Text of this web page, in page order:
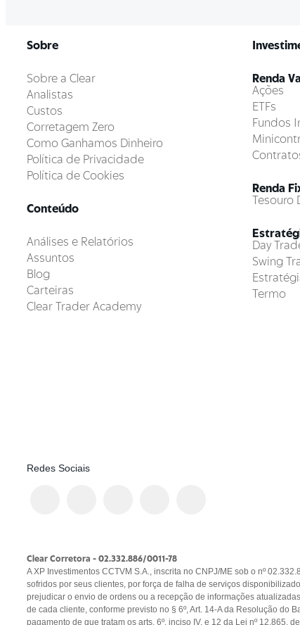
Sobre
Sobre a Clear
Analistas
Custos
Corretagem Zero
Como Ganhamos Dinheiro
Política de Privacidade
Política de Cookies
Conteúdo
Análises e Relatórios
Assuntos
Blog
Carteiras
Clear Trader Academy
Renda
Ações
ETFs
Fundos
Renda
Tesouro
Day
Swing
Termo
Redes Sociais
Clear Corretora - 02.332.886/0011-78
A XP Investimentos CCTVM S.A., inscrita no CNPJ/ME sob o nº
sofridos por seus clientes, por força de falha de serviços
prejudicar o envio de ordens ou a recepção de informações
de cada cliente, conforme previsto no § 6º, Art. 14-A da Resolução do
pagamento de que tratam os arts. 6º, inciso IV, e 12 da Lei nº